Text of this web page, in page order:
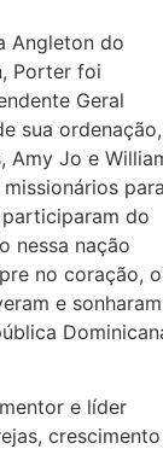
Angleton do
Porter foi
Geral
sua ordenação,
Amy Jo e
do
nessa nação
no coração,
e sonharam
e líder